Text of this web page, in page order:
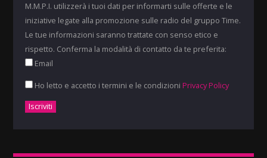
M.M.P.I. utilizzerà i tuoi dati per informarti sulle offerte e le
iniziative legate alla promozione sulle radio del gruppo Time.
Le tue informazioni saranno trattate con senso etico e
rispetto. Conferma la modalità di contatto da te preferita:
Email
Ho letto e accetto i termini e le condizioni Privacy Policy